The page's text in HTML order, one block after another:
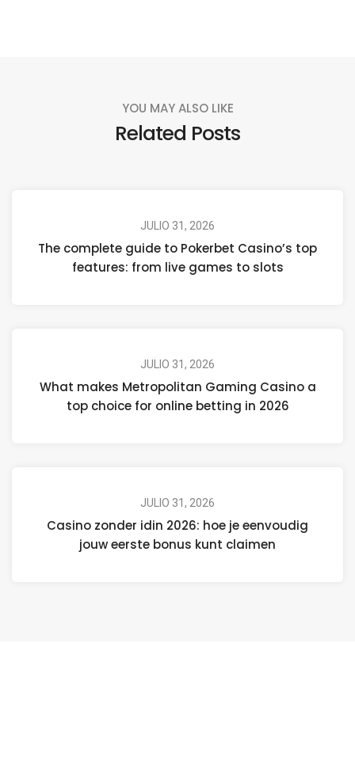
YOU MAY ALSO LIKE
Related Posts
JULIO 31, 2026
The complete guide to Pokerbet Casino’s top
features: from live games to slots
JULIO 31, 2026
What makes Metropolitan Gaming Casino a
top choice for online betting in 2026
JULIO 31, 2026
Casino zonder idin 2026: hoe je eenvoudig
jouw eerste bonus kunt claimen